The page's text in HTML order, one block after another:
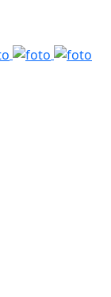
foto foto